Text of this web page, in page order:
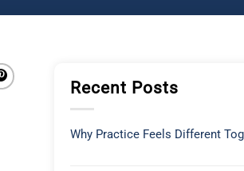
Recent Posts
Why Practice Feels Different